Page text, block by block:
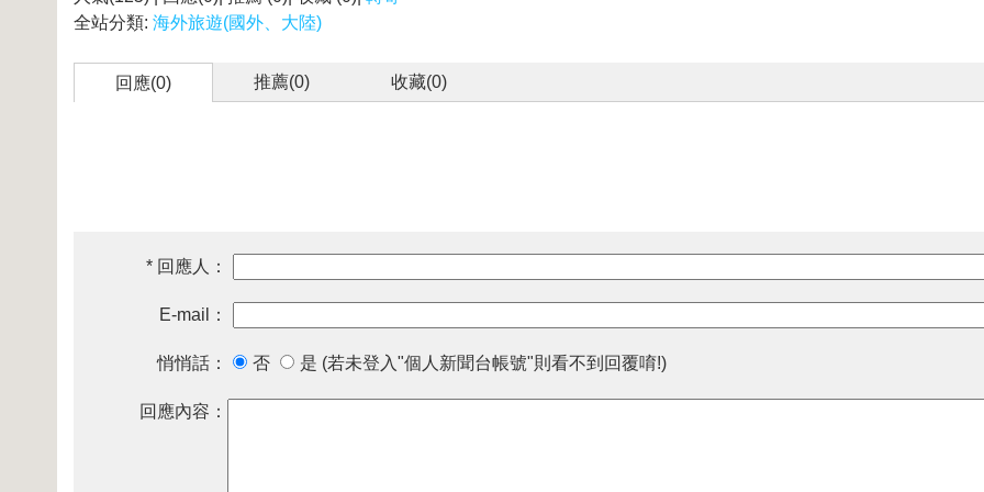
全站分類: 海外旅遊(國外、大陸)
回應(0) 推薦(0) 收藏(0)
* 回應人：
E-mail：
悄悄話： 否 是 (若未登入"個人新聞台帳號"則看不到回覆唷!)
回應內容：